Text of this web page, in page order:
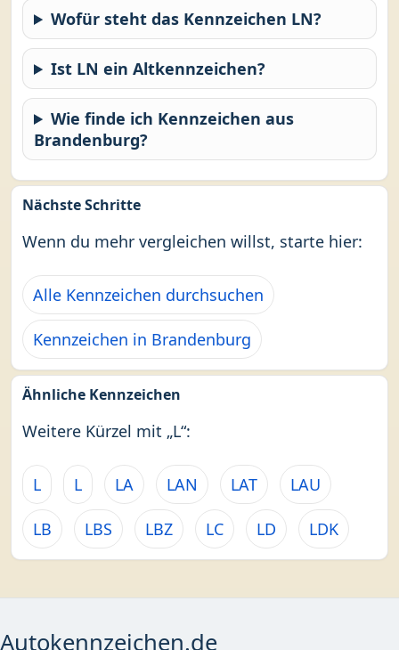
Wofür steht das Kennzeichen LN?
Ist LN ein Altkennzeichen?
Wie finde ich Kennzeichen aus
Brandenburg?
Nächste Schritte
Wenn du mehr vergleichen willst, starte hier:
Alle Kennzeichen durchsuchen
Kennzeichen in Brandenburg
Ähnliche Kennzeichen
Weitere Kürzel mit „L“:
L L LA LAN LAT LAU
LB LBS LBZ LC LD LDK
Autokennzeichen.de